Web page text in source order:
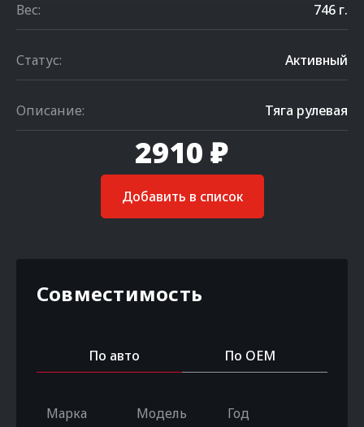
Вес:
746 г.
Статус: Активный
Описание: Тяга рулевая
2910 ₽
Добавить в список
Совместимость
По авто По OEM
Марка Модель Год